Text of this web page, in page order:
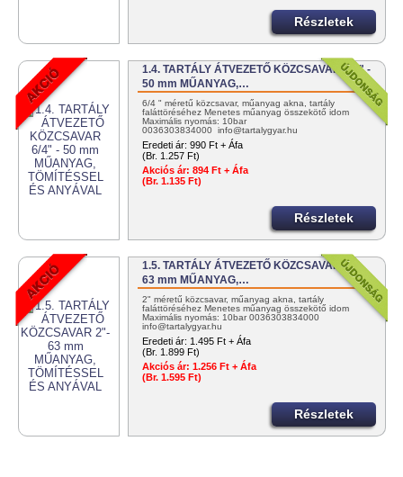
Részletek
1.4. TARTÁLY ÁTVEZETŐ KÖZCSAVAR 6/4" -
50 mm MŰANYAG,…
6/4 " méretű közcsavar, műanyag akna, tartály
faláttöréséhez Menetes műanyag összekötő idom
Maximális nyomás: 10bar
0036303834000 info@tartalygyar.hu
Eredeti ár: 990 Ft + Áfa
(Br. 1.257 Ft)
Akciós ár: 894 Ft + Áfa
(Br. 1.135 Ft)
Részletek
1.5. TARTÁLY ÁTVEZETŐ KÖZCSAVAR 2"-
63 mm MŰANYAG,…
2" méretű közcsavar, műanyag akna, tartály
faláttöréséhez Menetes műanyag összekötő idom
Maximális nyomás: 10bar 0036303834000
info@tartalygyar.hu
Eredeti ár: 1.495 Ft + Áfa
(Br. 1.899 Ft)
Akciós ár: 1.256 Ft + Áfa
(Br. 1.595 Ft)
Részletek